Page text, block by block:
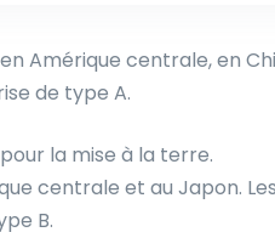
Amérique centrale, en
de type A.
la mise à la terre.
centrale et au Japon. Les
B.